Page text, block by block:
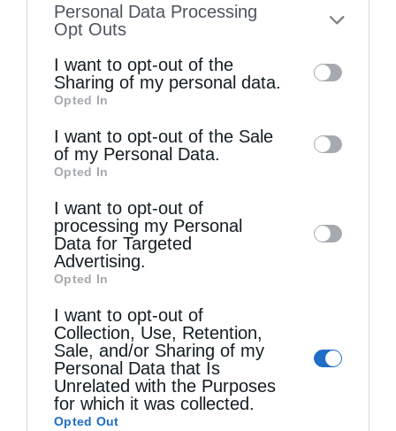
to your opt-out. You may separately opt-out
information by third parties on the IAB’s list
of downstream participants. This
information may also be disclosed by us to
third parties on theIAB’s List of
Downstream Participants
disclose it to other third parties.
Personal Data Processing
Opt Outs
I want to opt-out of the
Sharing of my personal data.
Opted In
I want to opt-out of the Sale
of my Personal Data.
Opted In
I want to opt-out of
processing my Personal
Data for Targeted
Advertising.
Opted In
I want to opt-out of
Collection, Use, Retention,
Sale, and/or Sharing of my
Personal Data that Is
Unrelated with the Purposes
for which it was collected.
Opted Out
Η εορτή του Προφήτου Ηλιού στη Μελίτη
Φλώρινας
ikivotos 21 Ιουλίου 2026
Τη Δευτέρα 20 Ιουλίου 2026, εορτή του
Προφήτου Ηλιού του Θεσβίτου, στον
πανηγυρίζοντα Ιερό Ναό Προφήτου Ηλιού
Μελίτης Φλώρινας τελέστηκαν ο Όρθρος και